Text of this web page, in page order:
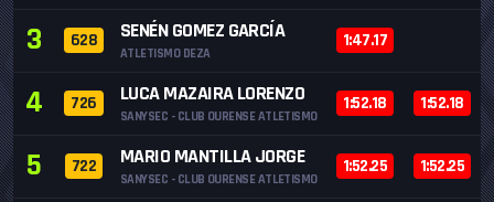
3 628 SENÉN GOMEZ GARCÍA
ATLETISMO DEZA
1:47.17
4 726 LUCA MAZAIRA LORENZO
SANYSEC - CLUB OURENSE ATLETISMO
1:52.18 1:52.18
5 722 MARIO MANTILLA JORGE
SANYSEC - CLUB OURENSE ATLETISMO
1:52.25 1:52.25